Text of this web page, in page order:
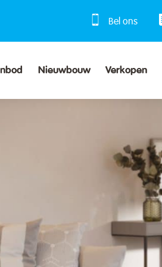
Bel ons
Nieuwbouw Verkopen